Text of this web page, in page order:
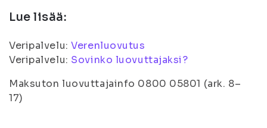
Lue lisää:
Veripalvelu:Verenluovutus
Veripalvelu: Sovinko luovuttajaksi?
Maksuton luovuttajainfo 0800 05801 (ark. 8–
17)